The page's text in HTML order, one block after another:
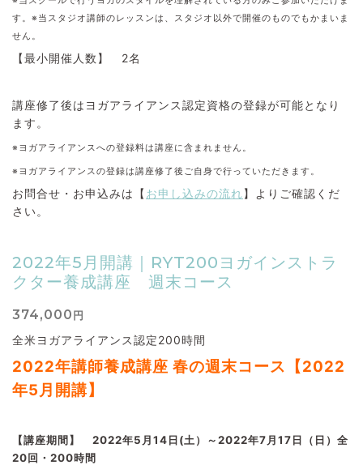
す。 ※当スタジオ講師のレッスンは、スタジオ以外で開催のものでもかまいま
せん。
【最小開催人数】 2名
講座修了後はヨガアライアンス認定資格の登録が可能となり
ます。
※ヨガアライアンスへの登録料は講座に含まれません。
※ヨガアライアンスの登録は講座修了後ご自身で行っていただきます。
お問合せ・お申込みは【 お申し込みの流れ】よりご確認くだ
さい。
2022年5月開講｜RYT200ヨガインストラ
クター養成講座 週末コース
374,000 円
全米ヨガアライアンス認定200時間
2022年講師養成講座 春の週末コース【2022
年5月開講】
【講座期間】
2022年5月14日(土）～2022年7月17日（日）全
20回・200時間